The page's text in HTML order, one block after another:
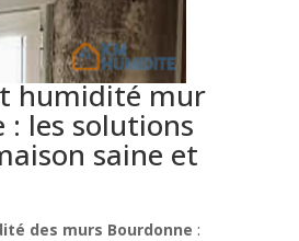
humidité mur
: les solutions
saine et
des murs Bourdonne :